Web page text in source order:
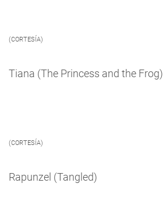
(CORTESÍA)
Tiana (The Princess and the Frog)
(CORTESÍA)
Rapunzel (Tangled)